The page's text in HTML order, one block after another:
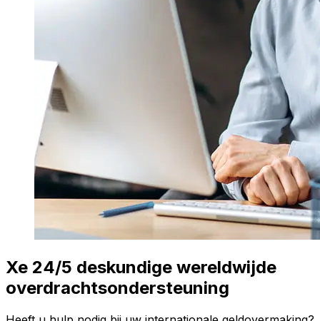
Xe 24/5 deskundige wereldwijde
overdrachtsondersteuning